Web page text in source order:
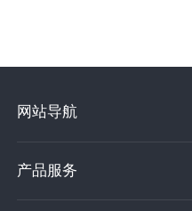
网站导航
产品服务